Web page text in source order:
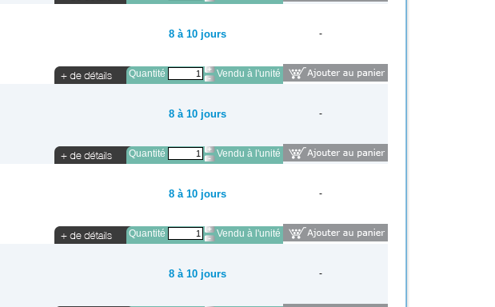
8 à 10 jours -
Quantité Vendu à l'unité
8 à 10 jours -
Quantité Vendu à l'unité
8 à 10 jours -
Quantité Vendu à l'unité
8 à 10 jours -